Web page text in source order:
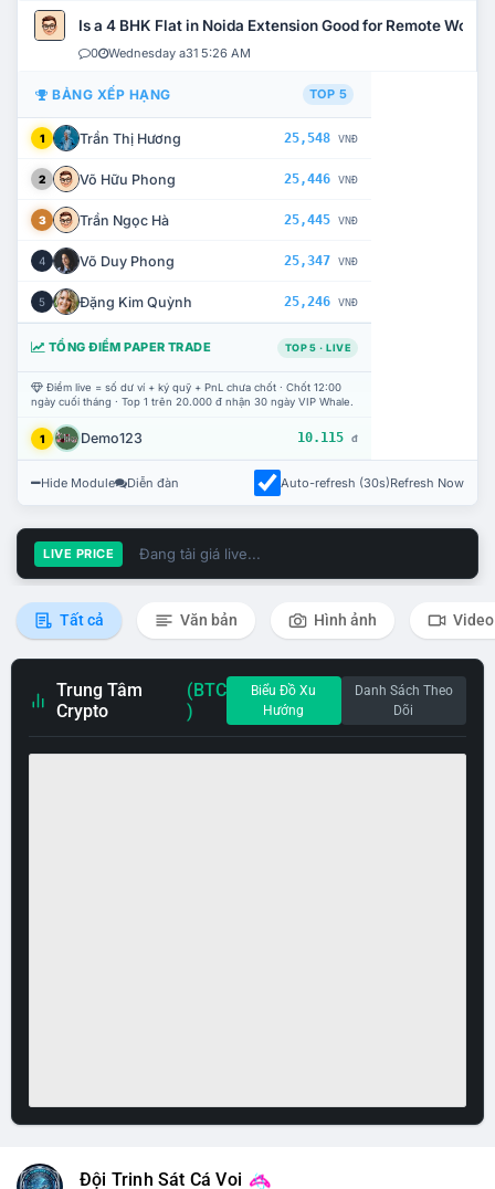
Is a 4 BHK Flat in Noida Extension Good for Remote Work?
0 Wednesday a31 5:26 AM
BẢNG XẾP HẠNG TOP 5
1 Trần Thị Hương 25,548 VNĐ
2 Võ Hữu Phong 25,446 VNĐ
3 Trần Ngọc Hà 25,445 VNĐ
4 Võ Duy Phong 25,347 VNĐ
5 Đặng Kim Quỳnh 25,246 VNĐ
TỔNG ĐIỂM PAPER TRADE TOP 5 · LIVE
Điểm live = số dư ví + ký quỹ + PnL chưa chốt · Chốt 12:00
ngày cuối tháng · Top 1 trên 20.000 đ nhận 30 ngày VIP Whale.
1 Demo123 10.115 đ
Hide Module Diễn đàn Auto-refresh (30s)Refresh Now
LIVE PRICE Đang tải giá live...
Tất cả Văn bản Hình ảnh Video
Trung Tâm
Crypto
(BTC
)
Biểu Đồ Xu
Hướng
Danh Sách Theo
Dõi
Đội Trinh Sát Cá Voi